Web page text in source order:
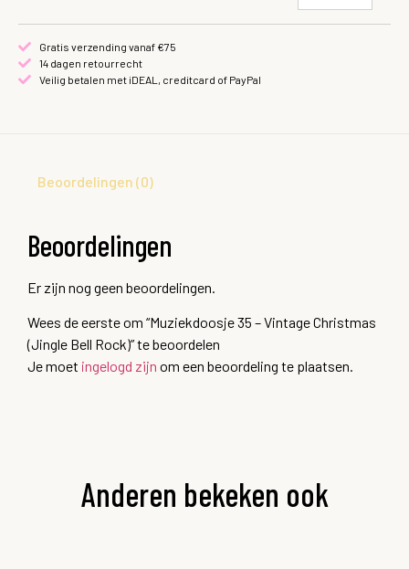
Gratis verzending vanaf €75
14 dagen retourrecht
Veilig betalen met iDEAL, creditcard of PayPal
Beoordelingen (0)
Beoordelingen
Er zijn nog geen beoordelingen.
Wees de eerste om “Muziekdoosje 35 – Vintage Christmas
(Jingle Bell Rock)” te beoordelen
Je moet ingelogd zijn om een beoordeling te plaatsen.
Anderen bekeken ook